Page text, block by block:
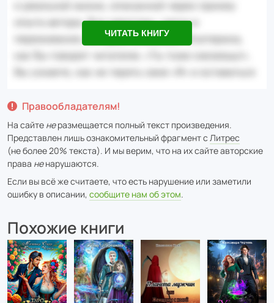
ЧИТАТЬ КНИГУ
Правообладателям!
На сайте неразмещается полный текст произведения.
Представлен лишь ознакомительный фрагмент с Литрес
(не более 20% текста). И мы верим, что на их сайте авторские
права ненарушаются.
Если вы всё же считаете, что есть нарушение или заметили
ошибку в описании, сообщите нам об этом.
Похожие книги